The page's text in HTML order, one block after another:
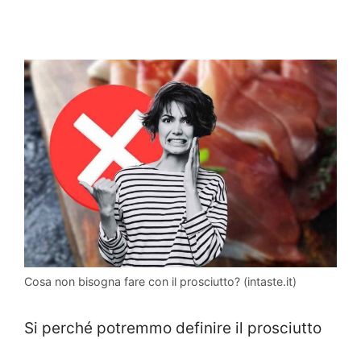
Cosa non bisogna fare con il prosciutto? (intaste.it)
Si perché potremmo definire il prosciutto